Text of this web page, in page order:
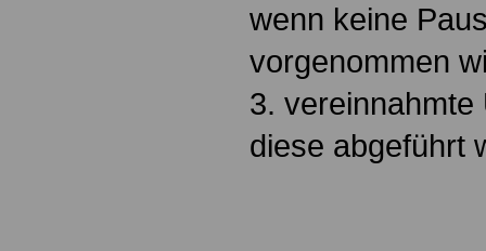
wenn keine
vorgenommen
3.
diese abgeführt